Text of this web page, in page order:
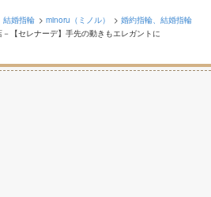
結婚指輪 minoru（ミノル）
婚約指輪、結婚指輪
【セレナーデ】手先の動きもエレガントに